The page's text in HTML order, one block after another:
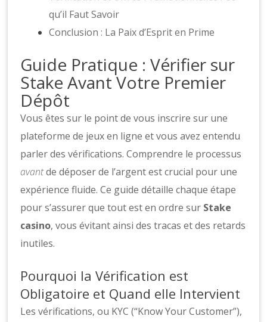
qu’il Faut Savoir
Conclusion : La Paix d’Esprit en Prime
Guide Pratique : Vérifier sur
Stake Avant Votre Premier
Dépôt
Vous êtes sur le point de vous inscrire sur une
plateforme de jeux en ligne et vous avez entendu
parler des vérifications. Comprendre le processus
avantde déposer de l’argent est crucial pour une
expérience fluide. Ce guide détaille chaque étape
pour s’assurer que tout est en ordre sur Stake
casino, vous évitant ainsi des tracas et des retards
inutiles.
Pourquoi la Vérification est
Obligatoire et Quand elle Intervient
Les vérifications, ou KYC (“Know Your Customer”),